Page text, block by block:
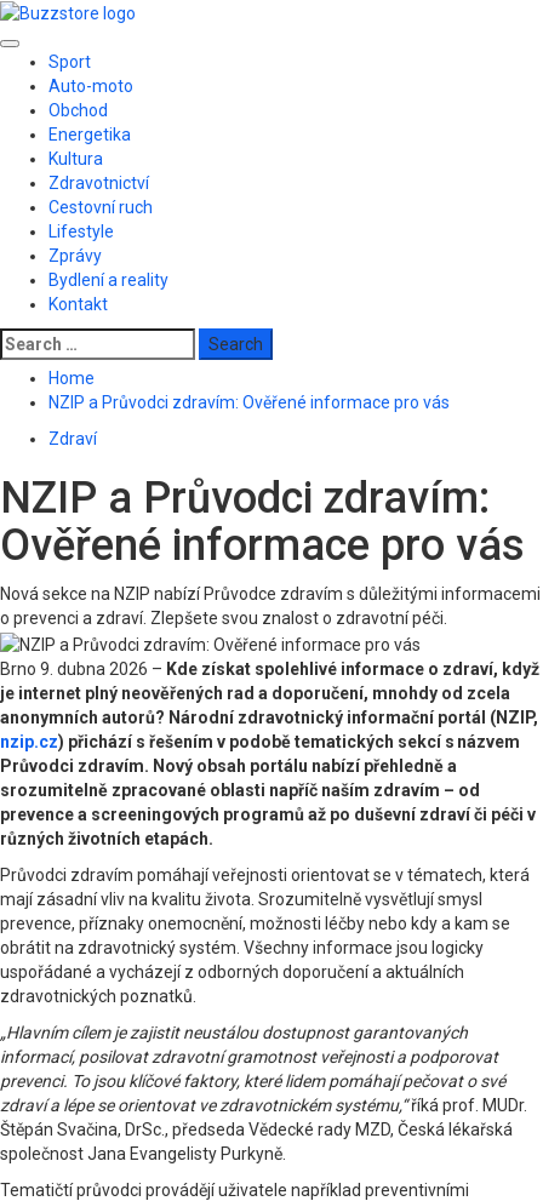
Skip
content
Primary
Menu
Sport
Auto-moto
Obchod
Energetika
Kultura
Zdravotnictví
Cestovní ruch
Lifestyle
Zprávy
Bydlení a reality
Kontakt
Search
for:
Home
NZIP a Průvodci zdravím: Ověřené informace pro vás
Zdraví
NZIP a Průvodci zdravím:
Ověřené informace pro vás
Nová sekce na NZIP nabízí Průvodce zdravím s důležitými informacemi
o prevenci a zdraví. Zlepšete svou znalost o zdravotní péči.
Brno 9. dubna 2026 – Kde získat spolehlivé informace o zdraví, když
je internet plný neověřených rad a doporučení, mnohdy od zcela
anonymních autorů? Národní zdravotnický informační portál (NZIP,
nzip.cz) přichází s řešením v podobě tematických sekcí s názvem
Průvodci zdravím. Nový obsah portálu nabízí přehledně a
srozumitelně zpracované oblasti napříč naším zdravím – od
prevence a screeningových programů až po duševní zdraví či péči v
různých životních etapách.
Průvodci zdravím pomáhají veřejnosti orientovat se v tématech, která
mají zásadní vliv na kvalitu života. Srozumitelně vysvětlují smysl
prevence, příznaky onemocnění, možnosti léčby nebo kdy a kam se
obrátit na zdravotnický systém. Všechny informace jsou logicky
uspořádané a vycházejí z odborných doporučení a aktuálních
zdravotnických poznatků.
„Hlavním cílem je zajistit neustálou dostupnost garantovaných
informací, posilovat zdravotní gramotnost veřejnosti a podporovat
prevenci. To jsou klíčové faktory, které lidem pomáhají pečovat o své
zdraví a lépe se orientovat ve zdravotnickém systému,“říká prof. MUDr.
Štěpán Svačina, DrSc., předseda Vědecké rady MZD, Česká lékařská
společnost Jana Evangelisty Purkyně.
Tematičtí průvodci provádějí uživatele například preventivními